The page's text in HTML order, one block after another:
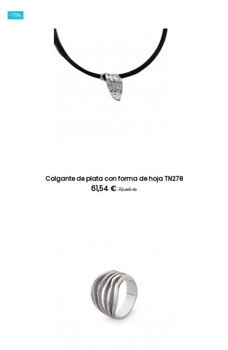
-15%
Colgante de plata con forma de hoja TN278
61,54 € 72,40 €